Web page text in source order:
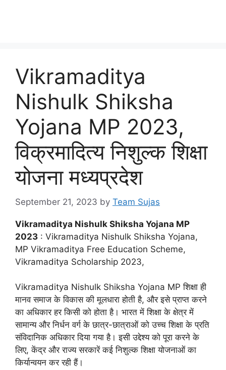
Vikramaditya
Nishulk Shiksha
Yojana MP 2023,
विक्रमादित्य निशुल्क शिक्षा
योजना मध्यप्रदेश
September 21, 2023 by Team Sujas
Vikramaditya Nishulk Shiksha Yojana MP
2023 : Vikramaditya Nishulk Shiksha Yojana,
MP Vikramaditya Free Education Scheme,
Vikramaditya Scholarship 2023,
Vikramaditya Nishulk Shiksha Yojana MP शिक्षा ही
मानव समाज के विकास की मूलधारा होती है, और इसे प्राप्त करने
का अधिकार हर किसी को होता है। भारत में शिक्षा के क्षेत्र में
सामान्य और निर्धन वर्ग के छात्र-छात्राओं को उच्च शिक्षा के प्रति
संविदानिक अधिकार दिया गया है। इसी उद्देश्य को पूरा करने के
लिए, केंद्र और राज्य सरकारें कई निशुल्क शिक्षा योजनाओं का
किर्यान्वयन कर रही हैं।